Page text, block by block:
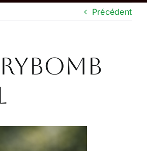
CONTACT
Précédent